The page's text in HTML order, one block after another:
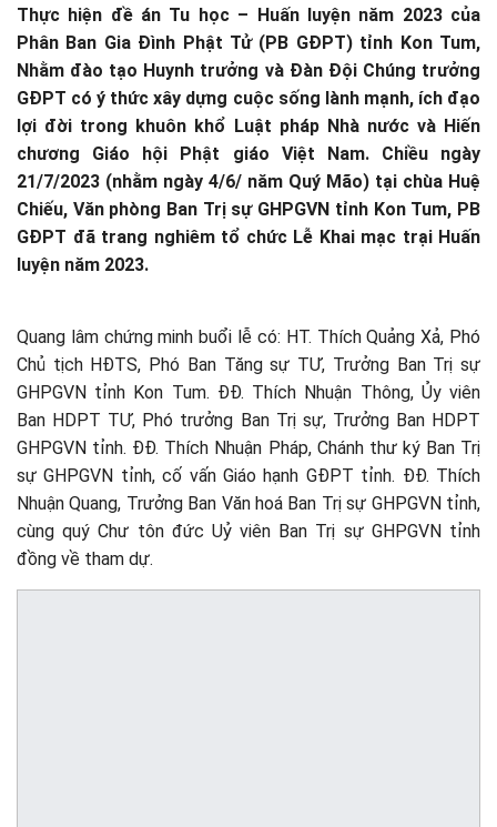
Thực hiện đề án Tu học – Huấn luyện năm 2023 của
Phân Ban Gia Đình Phật Tử (PB GĐPT) tỉnh Kon Tum,
Nhằm đào tạo Huynh trưởng và Đàn Đội Chúng trưởng
GĐPT có ý thức xây dựng cuộc sống lành mạnh, ích đạo
lợi đời trong khuôn khổ Luật pháp Nhà nước và Hiến
chương Giáo hội Phật giáo Việt Nam. Chiều ngày
21/7/2023 (nhằm ngày 4/6/ năm Quý Mão) tại chùa Huệ
Chiếu, Văn phòng Ban Trị sự GHPGVN tỉnh Kon Tum, PB
GĐPT đã trang nghiêm tổ chức Lễ Khai mạc trại Huấn
luyện năm 2023.
Quang lâm chứng minh buổi lễ có: HT. Thích Quảng Xả, Phó
Chủ tịch HĐTS, Phó Ban Tăng sự TƯ, Trưởng Ban Trị sự
GHPGVN tỉnh Kon Tum. ĐĐ. Thích Nhuận Thông, Ủy viên
Ban HDPT TƯ, Phó trưởng Ban Trị sự, Trưởng Ban HDPT
GHPGVN tỉnh. ĐĐ. Thích Nhuận Pháp, Chánh thư ký Ban Trị
sự GHPGVN tỉnh, cố vấn Giáo hạnh GĐPT tỉnh. ĐĐ. Thích
Nhuận Quang, Trưởng Ban Văn hoá Ban Trị sự GHPGVN tỉnh,
cùng quý Chư tôn đức Uỷ viên Ban Trị sự GHPGVN tỉnh
đồng về tham dự.